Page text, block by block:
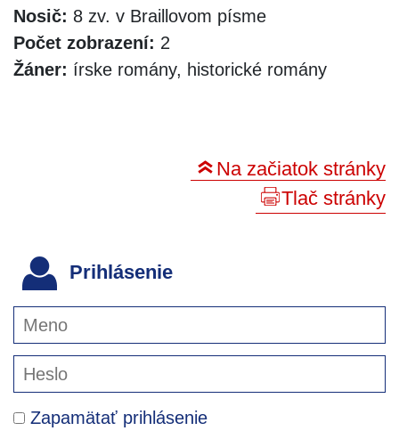
Nosič: 8 zv. v Braillovom písme
Počet zobrazení: 2
Žáner: írske romány, historické romány
Na začiatok stránky
Tlač stránky
Prihlásenie
Zapamätať prihlásenie